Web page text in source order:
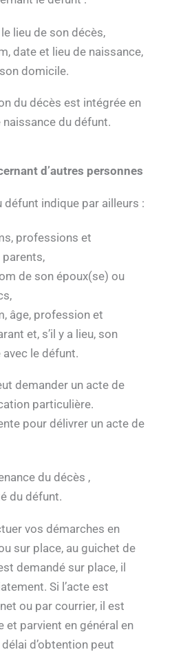
lieu de son décès,
date et lieu de naissance,
domicile.
du décès est intégrée en
naissance du défunt.
d’autres personnes
défunt indique par ailleurs :
professions et
de son époux(se) ou
âge, profession et
et, s’il y a lieu, son
le défunt.
demander un acte de
particulière.
pour délivrer un acte de
du décès ,
du défunt.
vos démarches en
sur place, au guichet de
demandé sur place, il
Si l’acte est
ou par courrier, il est
et parvient en général en
d’obtention peut